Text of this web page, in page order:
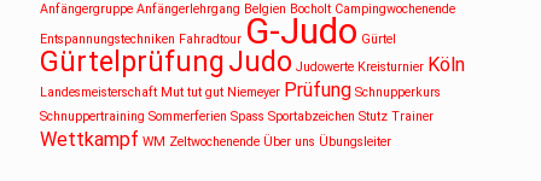
Anfängergruppe Anfängerlehrgang Belgien Bocholt Campingwochenende
Entspannungstechniken Fahradtour G-Judo Gürtel
GürtelprüfungJudo Judowerte Kreisturnier Köln
Landesmeisterschaft Mut tut gut Niemeyer Prüfung Schnupperkurs
Schnuppertraining Sommerferien Spass Sportabzeichen Stutz Trainer
Wettkampf WM Zeltwochenende Über uns Übungsleiter